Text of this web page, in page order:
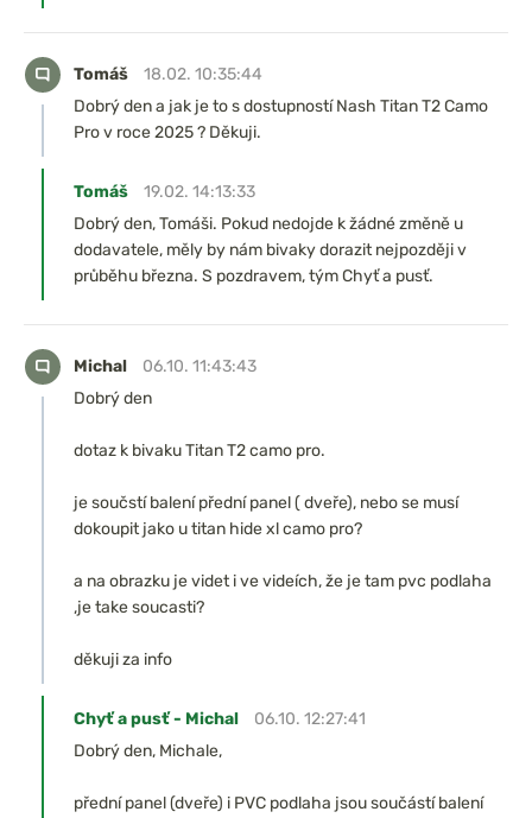
Tomáš
18.02. 10:35:44
Dobrý den a jak je to s dostupností Nash Titan T2 Camo
Pro v roce 2025 ? Děkuji.
Tomáš
19.02. 14:13:33
Dobrý den, Tomáši. Pokud nedojde k žádné změně u
dodavatele, měly by nám bivaky dorazit nejpozději v
průběhu března. S pozdravem, tým Chyť a pusť.
Michal
06.10. 11:43:43
Dobrý den
dotaz k bivaku Titan T2 camo pro.
je součstí balení přední panel ( dveře), nebo se musí
dokoupit jako u titan hide xl camo pro?
a na obrazku je videt i ve videích, že je tam pvc podlaha
,je take soucasti?
děkuji za info
Chyť a pusť - Michal
06.10. 12:27:41
Dobrý den, Michale,
přední panel (dveře) i PVC podlaha jsou součástí balení